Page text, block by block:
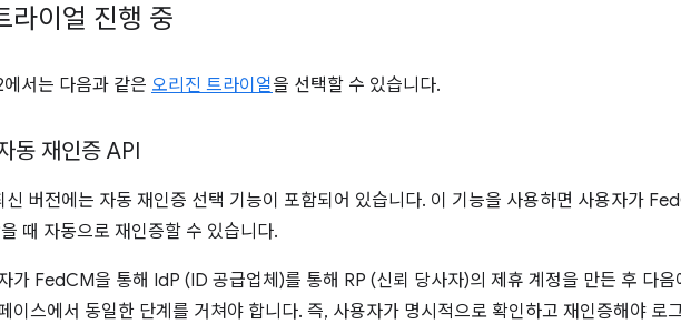
라이얼 진행 중
서는 다음과 같은 오리진 트라이얼을 선택할 수 있습니다.
동 재인증 API
버전에는 자동 재인증 선택 기능이 포함되어 있습니다. 이 기능을 사용하면 사용자가
때 자동으로 재인증할 수 있습니다.
가 FedCM을 통해 IdP (ID 공급업체)를 통해 RP (신뢰 당사자)의 제휴 계정을 만든 후 다음
이스에서 동일한 단계를 거쳐야 합니다. 즉, 사용자가 명시적으로 확인하고 재인증해야 로